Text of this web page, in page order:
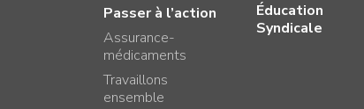
Passer à l’action
Assurance-
médicaments
Travaillons
ensemble
Éducation
Syndicale